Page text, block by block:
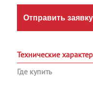
Отправить заявку
Технические
Где купить